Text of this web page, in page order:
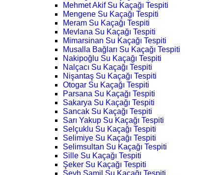
Mehmet Akif Su Kaçağı Tespiti
Mengene Su Kaçağı Tespiti
Meram Su Kaçağı Tespiti
Mevlana Su Kaçağı Tespiti
Mimarsinan Su Kaçağı Tespiti
Musalla Bağları Su Kaçağı Tespiti
Nakipoğlu Su Kaçağı Tespiti
Nalçacı Su Kaçağı Tespiti
Nişantaş Su Kaçağı Tespiti
Otogar Su Kaçağı Tespiti
Parsana Su Kaçağı Tespiti
Sakarya Su Kaçağı Tespiti
Sancak Su Kaçağı Tespiti
Sarı Yakup Su Kaçağı Tespiti
Selçuklu Su Kaçağı Tespiti
Selimiye Su Kaçağı Tespiti
Selimsultan Su Kaçağı Tespiti
Sille Su Kaçağı Tespiti
Şeker Su Kaçağı Tespiti